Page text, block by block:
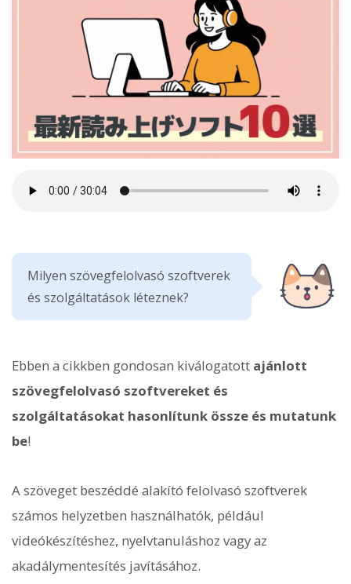
Milyen szövegfelolvasó szoftverek
és szolgáltatások léteznek?
Ebben a cikkben gondosan kiválogatott ajánlott
szövegfelolvasó szoftvereket és
szolgáltatásokat hasonlítunk össze és mutatunk
be!
A szöveget beszéddé alakító felolvasó szoftverek
számos helyzetben használhatók, például
videókészítéshez, nyelvtanuláshoz vagy az
akadálymentesítés javításához.